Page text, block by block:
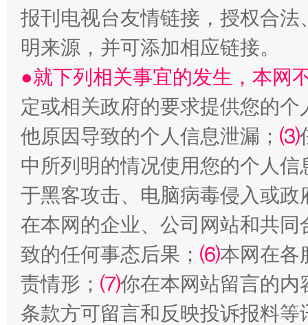
揭批美国五大"原罪"
解纷+调解+退费，一次搞定
报刊电视台友情链接，授权合
明来源，并可添加相应链接。
●就下列相关事宜的发生，本网
定或相关政府的要求提供您的个
他原因导致的个人信息泄漏； ⑶
中所列明的情况使用您的个人
于黑客攻击、电脑病毒侵入或
在本网的企业、公司网站和共
致的任何事态后果； ⑹本网在各
责情形； ⑺你在本网站留言的内
条款方可留言和反映投诉报料